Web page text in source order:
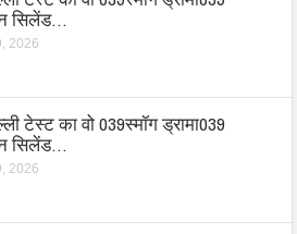
सिलेंड…
2026
टेस्ट का वो 039स्मॉग ड्रामा039
सिलेंड…
2026